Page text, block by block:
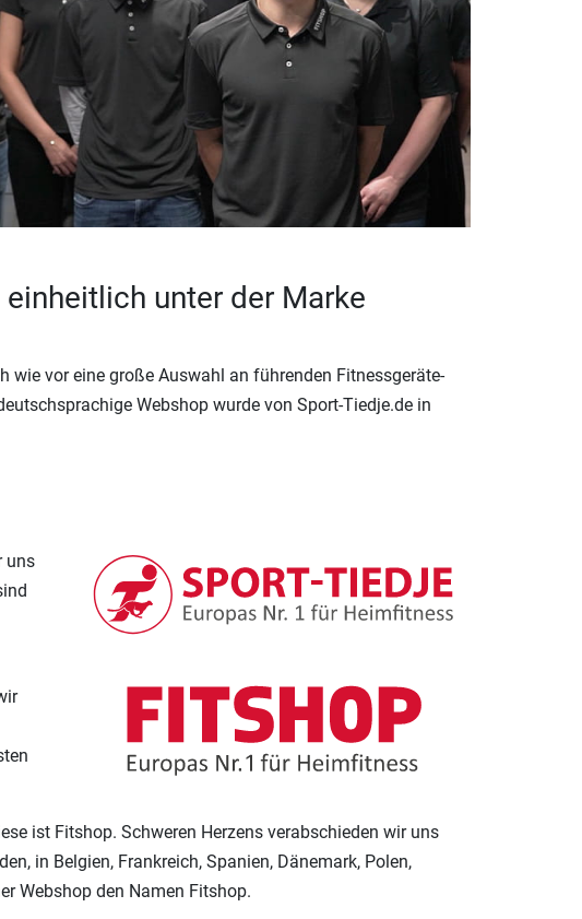
unter der Marke
vor eine große Auswahl an führenden Fitnessgeräte-
Webshop wurde von Sport-Tiedje.de in
uns
ist Fitshop. Schweren Herzens verabschieden wir uns
in Belgien, Frankreich, Spanien, Dänemark, Polen,
Webshop den Namen Fitshop.